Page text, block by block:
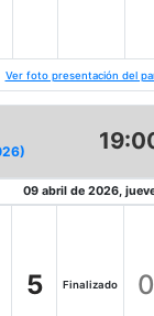
Ver foto presentación del
09 abril de 2026,
5 Finalizado 0